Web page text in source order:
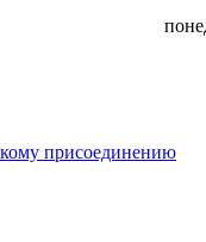
присоединению